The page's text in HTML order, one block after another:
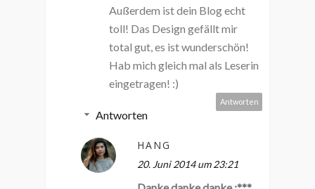
Außerdem ist dein Blog echt
toll! Das Design gefällt mir
total gut, es ist wunderschön!
Hab mich gleich mal als Leserin
eingetragen! :)
Antworten
Antworten
HANG
20. Juni 2014 um 23:21